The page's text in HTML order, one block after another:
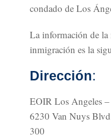
condado de Los
La información de la
inmigración es la
Dirección:
EOIR Los Angeles
6230 Van Nuys
300